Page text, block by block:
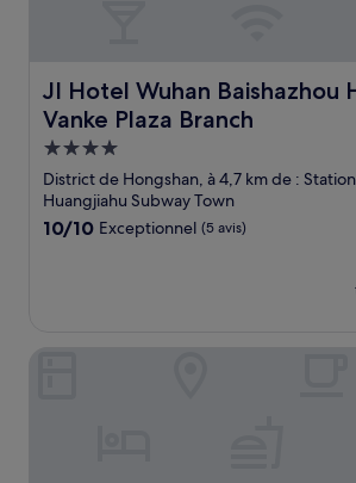
JI Hotel Wuhan Baishazhou
Vanke Plaza Branch
JI Hotel Wuhan Baishazhou
Hébergement
4.0 étoiles
District de Hongshan, à 4,7 km de :
Huangjiahu Subway Town
10.0
10/10 Exceptionnel (5 avis)
Holiday Inn Hotel & Suites Wuhan